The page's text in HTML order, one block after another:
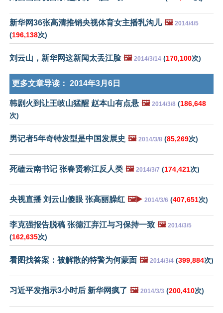
新华网36张高清推销央视体育女主播乳沟儿 🖼️ 2014/4/5
(196,138次)
刘云山，新华网这新闻太丢江脸 🖼️ 2014/3/14 (170,100次)
更多文章导读： 2014年3月6日
韩剧火到让王岐山猛醒 赵本山有点悬 🖼️ 2014/3/8 (186,648
次)
男记者5年奇特发型是中国发展史 🖼️ 2014/3/8 (85,269次)
死磕云南书记 张春贤称江反人类 🖼️ 2014/3/7 (174,421次)
央视直播 刘云山傻眼 张高丽臊红 🖼️▶️ 2014/3/6 (407,651次)
李克强报告脱稿 张德江弃江与习保持一致 🖼️ 2014/3/5
(162,635次)
看图找答案：被解散的特警为何蒙面 🖼️ 2014/3/4 (399,884次)
习近平发指示3小时后 新华网疯了 🖼️ 2014/3/3 (200,410次)